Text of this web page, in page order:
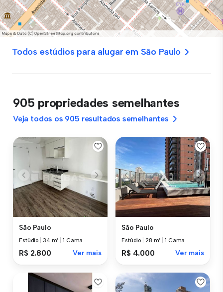
Todos estúdios para alugar em São Paulo
905 propriedades semelhantes
Veja todos os 905 resultados semelhantes
São Paulo
Estúdio 34 m² |1 Cama
R$ 2.800 Ver mais
São Paulo
Estúdio 28 m² |1 Cama
R$ 4.000 Ver mais